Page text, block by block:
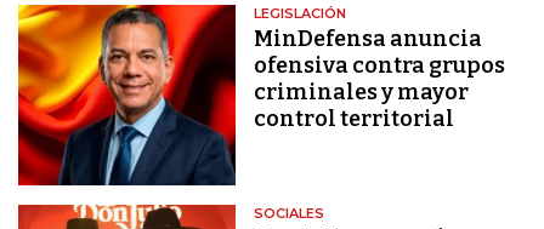
LEGISLACIÓN
MinDefensa anuncia
ofensiva contra grupos
criminales y mayor
control territorial
SOCIALES